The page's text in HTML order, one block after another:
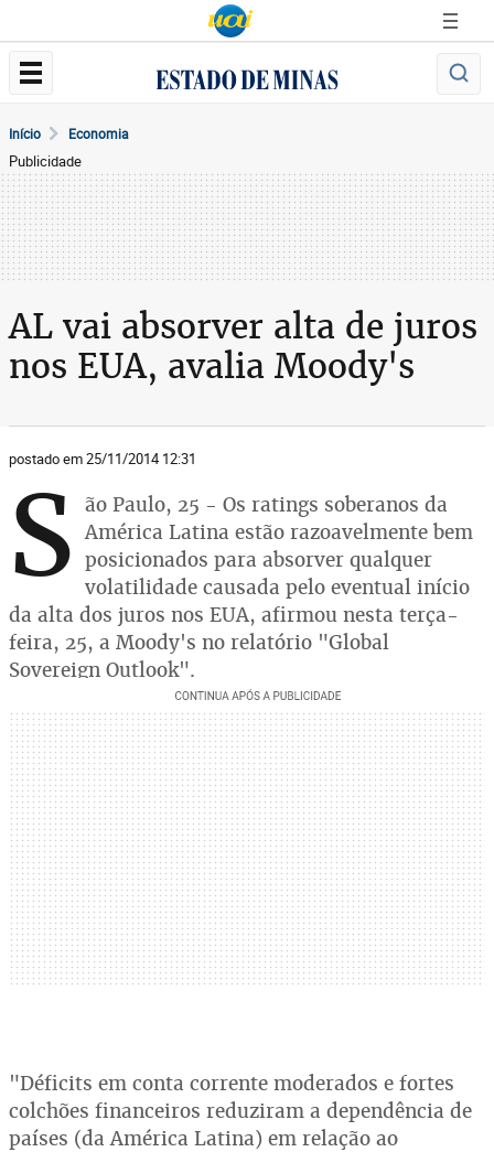
Início Economia
Publicidade
AL vai absorver alta de juros
nos EUA, avalia Moody's
postado em 25/11/2014 12:31
S ão Paulo, 25 - Os ratings soberanos da
América Latina estão razoavelmente bem
posicionados para absorver qualquer
volatilidade causada pelo eventual início
da alta dos juros nos EUA, afirmou nesta terça-
feira, 25, a Moody's no relatório "Global
Sovereign Outlook".
"Déficits em conta corrente moderados e fortes
colchões financeiros reduziram a dependência de
países (da América Latina) em relação ao